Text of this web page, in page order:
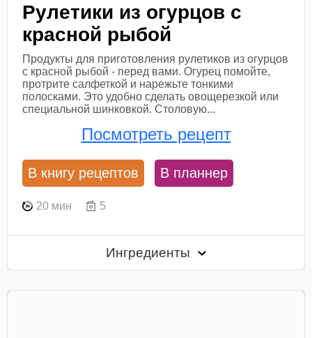
Рулетики из огурцов с
красной рыбой
Продукты для приготовления рулетиков из огурцов
с красной рыбой - перед вами. Огурец помойте,
протрите салфеткой и нарежьте тонкими
полосками. Это удобно сделать овощерезкой или
специальной шинковкой. Столовую...
Посмотреть рецепт
В книгу рецептов В планнер
20 мин 5
Ингредиенты